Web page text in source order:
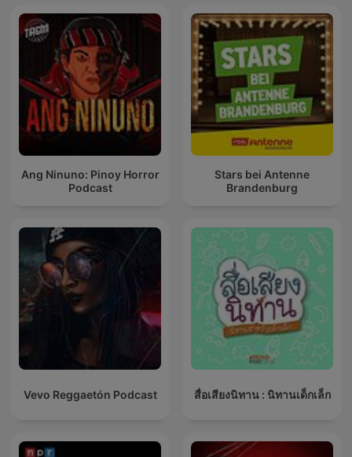
Ang Ninuno: Pinoy Horror
Podcast
Stars bei Antenne
Brandenburg
Vevo Reggaetón Podcast สื่อเสียงนิทาน : นิทานเด็กเล็ก